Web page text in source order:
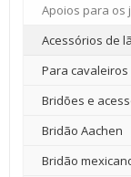
Apoios para os
Acessórios de
Para cavaleiros
Bridões e
Bridão Aachen
Bridão